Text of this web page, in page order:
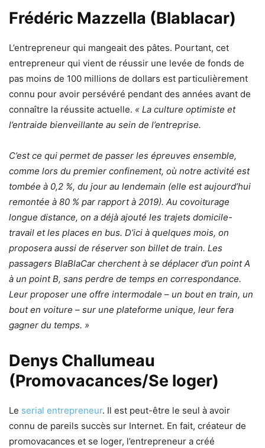
Frédéric Mazzella (Blablacar)
L’entrepreneur qui mangeait des pâtes. Pourtant, cet
entrepreneur qui vient de réussir une levée de fonds de
pas moins de 100 millions de dollars est particulièrement
connu pour avoir persévéré pendant des années avant de
connaître la réussite actuelle. « La culture optimiste et
l’entraide bienveillante au sein de l’entreprise.
C’est ce qui permet de passer les épreuves ensemble,
comme lors du premier confinement, où notre activité est
tombée à 0,2 %, du jour au lendemain (elle est aujourd’hui
remontée à 80 % par rapport à 2019). Au covoiturage
longue distance, on a déjà ajouté les trajets domicile-
travail et les places en bus. D’ici à quelques mois, on
proposera aussi de réserver son billet de train. Les
passagers BlaBlaCar cherchent à se déplacer d’un point A
à un point B, sans perdre de temps en correspondance.
Leur proposer une offre intermodale – un bout en train, un
bout en voiture – sur une plateforme unique, leur fera
gagner du temps. »
Denys Challumeau
(Promovacances/Se loger)
Le serial entrepreneur. Il est peut-être le seul à avoir
connu de pareils succès sur Internet. En fait, créateur de
promovacances et se loger, l’entrepreneur a créé